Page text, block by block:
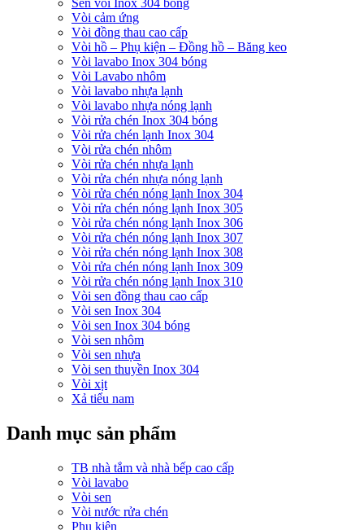
Sen vòi Inox 304 bóng
Vòi cảm ứng
Vòi đồng thau cao cấp
Vòi hồ – Phụ kiện – Đồng hồ – Băng keo
Vòi lavabo Inox 304 bóng
Vòi Lavabo nhôm
Vòi lavabo nhựa lạnh
Vòi lavabo nhựa nóng lạnh
Vòi rửa chén Inox 304 bóng
Vòi rửa chén lạnh Inox 304
Vòi rửa chén nhôm
Vòi rửa chén nhựa lạnh
Vòi rửa chén nhựa nóng lạnh
Vòi rửa chén nóng lạnh Inox 304
Vòi rửa chén nóng lạnh Inox 305
Vòi rửa chén nóng lạnh Inox 306
Vòi rửa chén nóng lạnh Inox 307
Vòi rửa chén nóng lạnh Inox 308
Vòi rửa chén nóng lạnh Inox 309
Vòi rửa chén nóng lạnh Inox 310
Vòi sen đồng thau cao cấp
Vòi sen Inox 304
Vòi sen Inox 304 bóng
Vòi sen nhôm
Vòi sen nhựa
Vòi sen thuyền Inox 304
Vòi xịt
Xả tiểu nam
Danh mục sản phẩm
TB nhà tắm và nhà bếp cao cấp
Vòi lavabo
Vòi sen
Vòi nước rửa chén
Phụ kiện